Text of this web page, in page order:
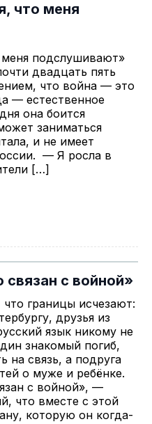
что меня
подслушивают»
двадцать пять
что война — это
— естественное
она боится
заниматься
и не имеет
— Я росла в
[…]
связан с войной»
что границы исчезают:
друзья из
язык никому не
знакомый погиб,
на связь, а подруга
о муже и ребёнке.
с войной», —
что вместе с этой
которую он когда-